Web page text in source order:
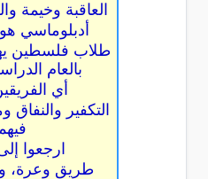
العاقبة وخيمة
أدبلوماسي
طلاب فلسطين
بالعام
أي
التكفير والنفاق
ارجعوا
طريق وعرة،